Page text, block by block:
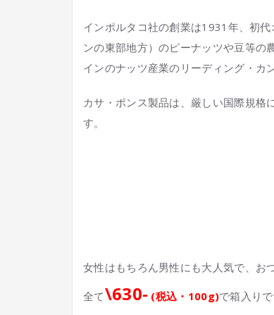
インポルタコ社の創業は1931年、初
ンの東部地方）のピーナッツや豆等の
インのナッツ産業のリーディング・カ
カサ・ポンス製品は、厳しい国際規
す。
女性はもちろん男性にも大人気で、お
全て\630- (税込・100g)で箱入りで